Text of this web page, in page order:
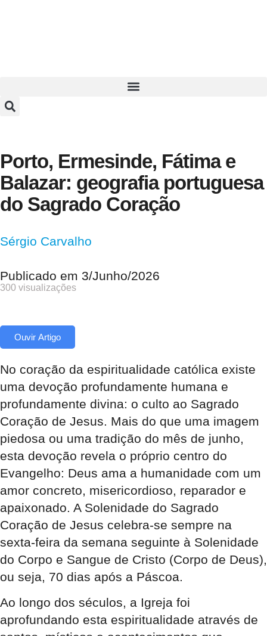
Porto, Ermesinde, Fátima e
Balazar: geografia portuguesa
do Sagrado Coração
Sérgio Carvalho
Publicado em 3/Junho/2026
300 visualizações
Ouvir Artigo
No coração da espiritualidade católica existe
uma devoção profundamente humana e
profundamente divina: o culto ao Sagrado
Coração de Jesus. Mais do que uma imagem
piedosa ou uma tradição do mês de junho,
esta devoção revela o próprio centro do
Evangelho: Deus ama a humanidade com um
amor concreto, misericordioso, reparador e
apaixonado. A Solenidade do Sagrado
Coração de Jesus celebra-se sempre na
sexta-feira da semana seguinte à Solenidade
do Corpo e Sangue de Cristo (Corpo de Deus),
ou seja, 70 dias após a Páscoa.
Ao longo dos séculos, a Igreja foi
aprofundando esta espiritualidade através de